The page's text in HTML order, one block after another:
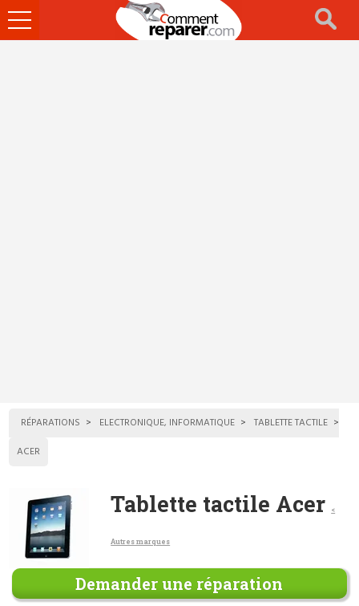
Ouvrir
le
RÉPARATIONS ELECTRONIQUE, INFORMATIQUE
TABLETTE TACTILE
ACER
Tablette tactile Acer <
Autres marques
Demander une réparation